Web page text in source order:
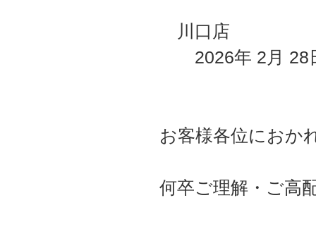
川口店
2026年 2月 28
お客様各位におか
何卒ご理解・ご高